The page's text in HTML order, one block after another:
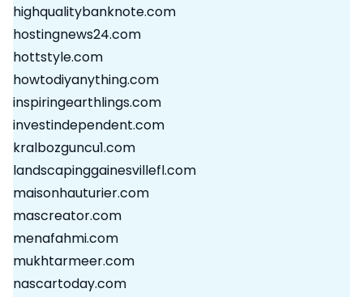
highqualitybanknote.com
hostingnews24.com
hottstyle.com
howtodiyanything.com
inspiringearthlings.com
investindependent.com
kralbozguncu1.com
landscapinggainesvillefl.com
maisonhauturier.com
mascreator.com
menafahmi.com
mukhtarmeer.com
nascartoday.com